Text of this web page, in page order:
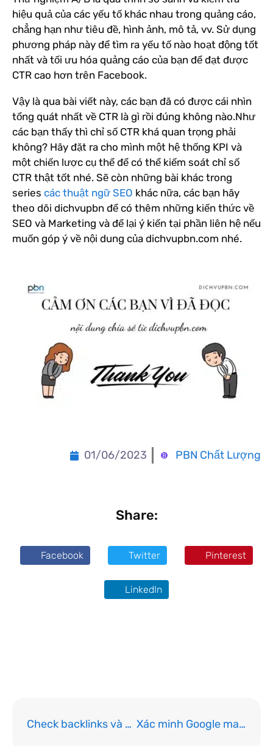
hiệu quả của các yếu tố khác nhau trong quảng cáo,
chẳng hạn như tiêu đề, hình ảnh, mô tả, vv. Sử dụng
phương pháp này để tìm ra yếu tố nào hoạt động tốt
nhất và tối ưu hóa quảng cáo của bạn để đạt được
CTR cao hơn trên Facebook.
Vậy là qua bài viết này, các bạn đã có được cái nhìn
tổng quát nhất về CTR là gì rồi đúng không nào.Như
các bạn thấy thì chỉ số CTR khá quan trọng phải
không? Hãy đặt ra cho mình một hệ thống KPI và
một chiến lược cụ thể để có thể kiếm soát chỉ số
CTR thật tốt nhé. Sẽ còn những bài khác trong
series các thuật ngữ SEO khác nữa, các bạn hãy
theo dõi dichvupbn để có thêm những kiến thức về
SEO và Marketing và để lại ý kiến tại phần liên hệ nếu
muốn góp ý về nội dung của dichvupbn.com nhé.
01/06/2023 PBN Chất Lượng
Share:
Facebook Twitter Pinterest
LinkedIn
Check backlinks và hướng dẫn loại bỏ backlink xấu từ dichvupbn.com Xác minh Google map – Hướng dẫn tips từ A đến Z từ dichvupbn.com